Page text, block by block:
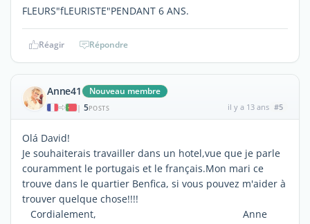
FLEURS"fLEURISTE"PENDANT 6 ANS.
Réagir Répondre
Anne41 Nouveau membre
| 5POSTS il y a 13 ans #5
Olá David!
Je souhaiterais travailler dans un hotel,vue que je parle
couramment le portugais et le français.Mon mari ce
trouve dans le quartier Benfica, si vous pouvez m'aider à
trouver quelque chose!!!!
Cordialement, Anne